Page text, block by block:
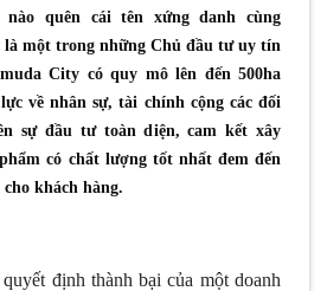
quên cái tên xứng danh cùng
là một trong những Chủ đầu tư uy tín
City có quy mô lên đến 500ha
về nhân sự, tài chính cộng các đối
sự đầu tư toàn diện, cam kết xây
có chất lượng tốt nhất đem đến
khách hàng.
định thành bại của một doanh